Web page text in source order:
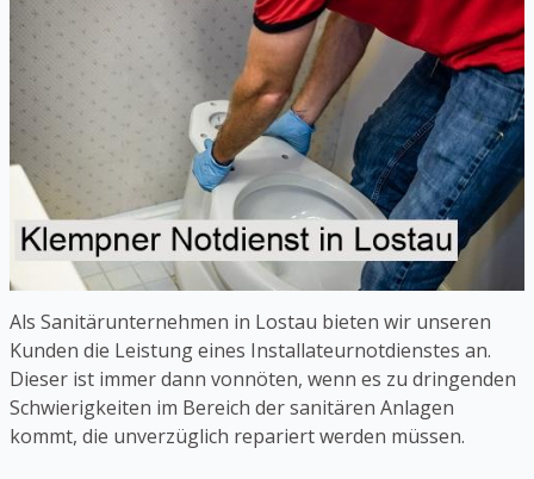
Als Sanitärunternehmen in Lostau bieten wir unseren
Kunden die Leistung eines Installateurnotdienstes an.
Dieser ist immer dann vonnöten, wenn es zu dringenden
Schwierigkeiten im Bereich der sanitären Anlagen
kommt, die unverzüglich repariert werden müssen.